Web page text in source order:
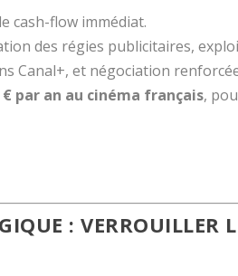
cash-flow immédiat.
des régies publicitaires,
Canal+, et négociation
par an au cinéma français,
: VERROUILLER